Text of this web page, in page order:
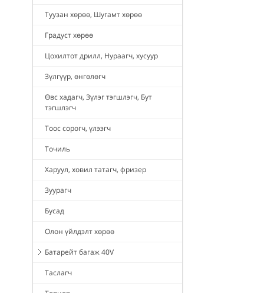
Туузан хөрөө, Шугамт хөрөө
Градуст хөрөө
Цохилтот дрилл, Нураагч, хусуур
Зүлгүүр, өнгөлөгч
Өвс хадагч, Зүлэг тэгшлэгч, Бут
тэгшлэгч
Тоос сорогч, үлээгч
Точиль
Харуул, ховил татагч, фризер
Зуурагч
Бусад
Олон үйлдэлт хөрөө
Батарейт багаж 40V
Таслагч